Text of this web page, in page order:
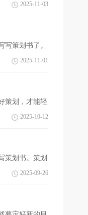
2025-11-03
策划书了。
2025-11-01
策划，才能轻
2025-10-12
策划书。策划
2025-09-26